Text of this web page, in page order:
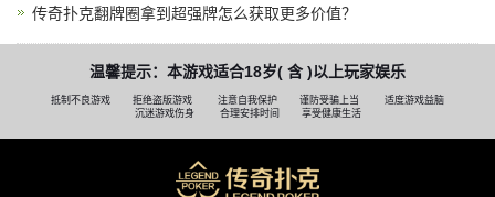
传奇扑克翻牌圈拿到超强牌怎么获取更多价值？
温馨提示：本游戏适合18岁( 含 )以上玩家娱乐
抵制不良游戏 拒绝盗版游戏 注意自我保护 谨防受骗上当
适度游戏益脑
沉迷游戏伤身
合理安排时间 享受健康生活